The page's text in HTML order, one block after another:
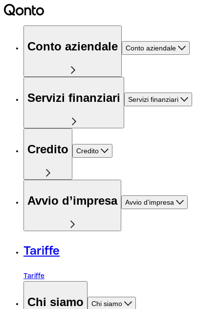
Conto aziendale Conto aziendale
Servizi finanziari Servizi finanziari
Credito Credito
Avvio d’impresa Avvio d’impresa
Tariffe
Tariffe
Chi siamo Chi siamo